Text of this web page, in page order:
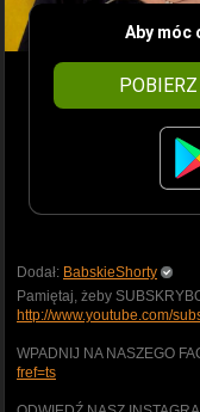
Aby móc
Dodał: BabskieShorty
Pamiętaj, żeby
http://www.youtube.com/
WPADNIJ NA NASZEGO
fref=ts